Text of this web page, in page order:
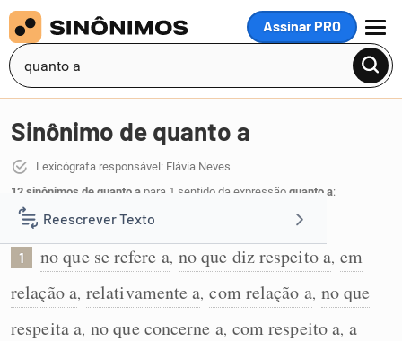
Assinar PRO
MENU
Reescrever Texto
Resumir Texto
Corrigir Texto
Sinônimo de quanto a
Lexicógrafa responsável: Flávia Neves
12 sinônimos de quanto a para 1 sentido da expressão quanto a:
No que se refere a:
1 no que se refere a, no que diz respeito a, em
relação a, relativamente a, com relação a, no que
respeita a, no que concerne a, com respeito a, a